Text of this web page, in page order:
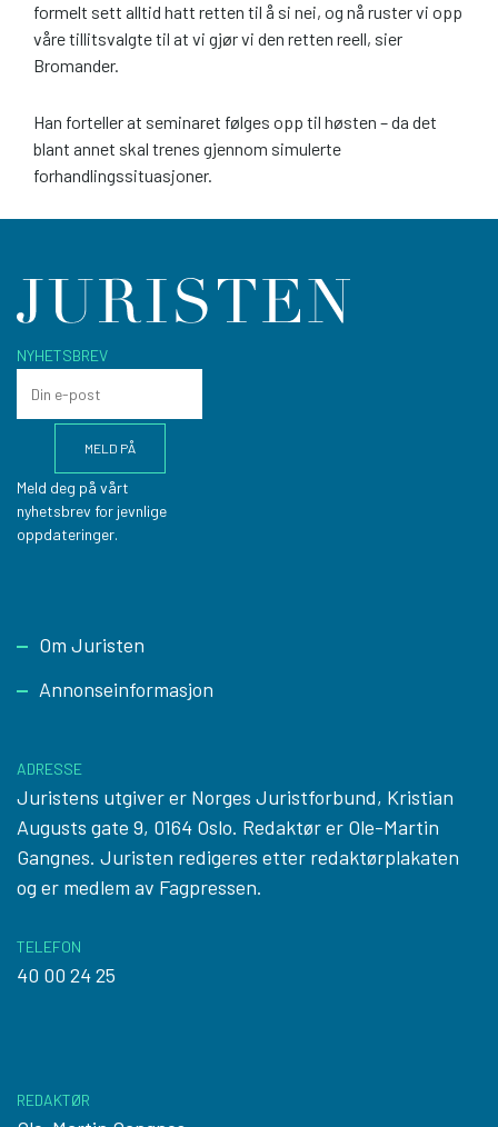
formelt sett alltid hatt retten til å si nei, og nå ruster vi opp
våre tillitsvalgte til at vi gjør vi den retten reell, sier
Bromander.
Han forteller at seminaret følges opp til høsten – da det
blant annet skal trenes gjennom simulerte
forhandlingssituasjoner.
NYHETSBREV
Meld deg på vårt
nyhetsbrev for jevnlige
oppdateringer.
Footer
Om Juristen
Annonseinformasjon
ADRESSE
Juristens utgiver er Norges Juristforbund, Kristian
Augusts gate 9, 0164 Oslo. Redaktør er Ole-Martin
Gangnes. Juristen redigeres etter redaktørplakaten
og er medlem av Fagpressen.
TELEFON
40 00 24 25
REDAKTØR